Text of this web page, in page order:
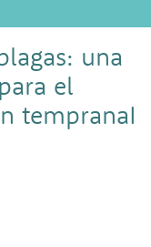
una
el
tempranaI